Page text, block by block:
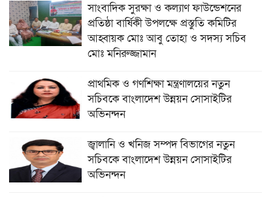
সাংবাদিক সুরক্ষা ও কল্যাণ ফাউন্ডেশনের
প্রতিষ্ঠা বার্ষিকী উপলক্ষে প্রস্তুতি কমিটির
আহ্বায়ক মোঃ আবু তোহা ও সদস্য সচিব
মোঃ মনিরুজ্জামান
প্রাথমিক ও গণশিক্ষা মন্ত্রণালয়ের নতুন
সচিবকে বাংলাদেশ উন্নয়ন সোসাইটির
অভিনন্দন
জ্বালানি ও খনিজ সম্পদ বিভাগের নতুন
সচিবকে বাংলাদেশ উন্নয়ন সোসাইটির
অভিনন্দন